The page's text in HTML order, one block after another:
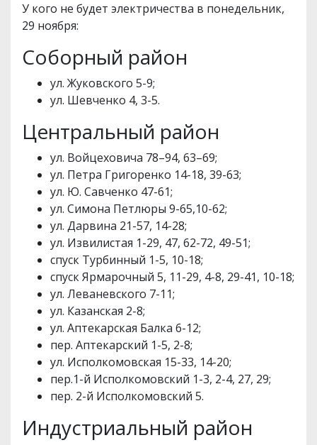
У кого не будет электричества в понедельник,
29 ноября:
Соборный район
ул. Жуковского 5-9;
ул. Шевченко 4, 3-5.
Центральный район
ул. Войцеховича 78–94, 63–69;
ул. Петра Григоренко 14-18, 39-63;
ул. Ю. Савченко 47-61;
ул. Симона Петлюры 9-65,10-62;
ул. Дарвина 21-57, 14-28;
ул. Извилистая 1-29, 47, 62-72, 49-51;
спуск Турбинный 1-5, 10-18;
спуск Ярмарочный 5, 11-29, 4-8, 29-41, 10-18;
ул. Леваневского 7-11;
ул. Казанская 2-8;
ул. Аптекарская Балка 6-12;
пер. Аптекарский 1-5, 2-8;
ул. Исполкомовская 15-33, 14-20;
пер.1-й Исполкомовский 1-3, 2-4, 27, 29;
пер. 2-й Исполкомовский 5.
Индустриальный район